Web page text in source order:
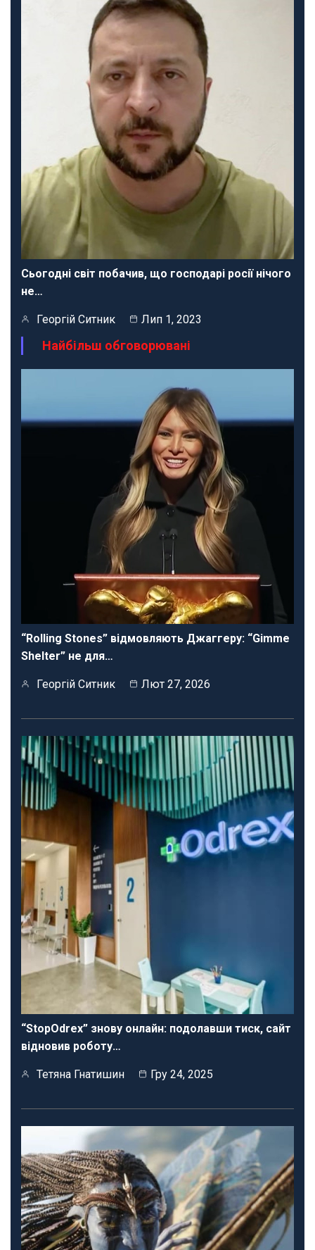
Сьогодні світ побачив, що господарі росії нічого
не…
Георгій Ситник Лип 1, 2023
Найбільш обговорювані
“Rolling Stones” відмовляють Джаггеру: “Gimme
Shelter” не для…
Георгій Ситник Лют 27, 2026
“StopOdrex” знову онлайн: подолавши тиск, сайт
відновив роботу…
Тетяна Гнатишин Гру 24, 2025